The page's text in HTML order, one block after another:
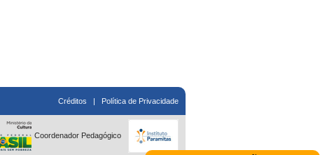
Créditos | Política de Privacidade
Coordenador Pedagógico